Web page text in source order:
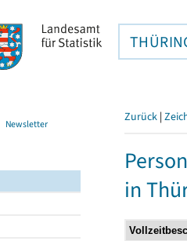
Newsletter Zurück |
in